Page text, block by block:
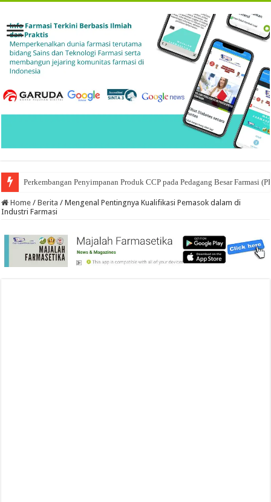
Ketika Obat Menunggu Keputusan: Mengenal Peran Karantina Produk
Home / Berita / Mengenal Pentingnya Kualifikasi Pemasok dalam di
Industri Farmasi